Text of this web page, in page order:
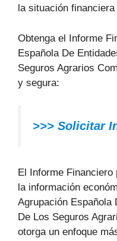
la situación
Obtenga el Informe
Española De
Seguros Agrarios
y segura:
>>> Solicitar
El Informe
la información
Agrupación Española
De Los Seguros
otorga un enfoque